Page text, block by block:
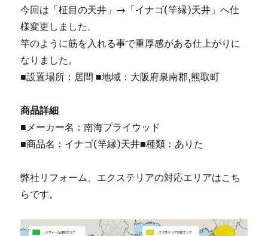
今回は「柾目の天井」→「イナゴ(竿縁)天井」へ仕
様変更しました。
竿のように筋を入れる事で重厚感がある仕上がりに
なりました。
■設置場所：居間 ■地域：大阪府泉南郡,熊取町
商品詳細
■メーカー名：南海プライウッド
■商品名：イナゴ(竿縁)天井■種類：ありた
弊社リフォーム、エクステリアの対応エリアはこち
らです。